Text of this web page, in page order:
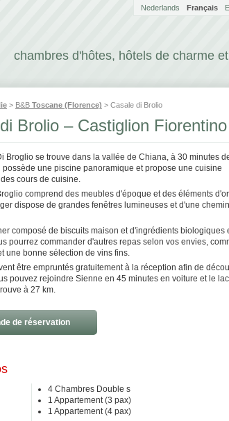
chambres d'hôtes, hôtels de charme
Nederlands Français
> B&B Toscane (Florence) > Casale di Brolio
Brolio – Castiglion
Broglio se trouve dans la vallée de Chiana, à 30 minutes
possède une piscine panoramique et propose une cuisine
cours de cuisine.
comprend des meubles d'époque et des éléments
dispose de grandes fenêtres lumineuses et d'une
composé de biscuits maison et d'ingrédients biologiques
pourrez commander d'autres repas selon vos envies,
une bonne sélection de vins fins.
être empruntés gratuitement à la réception afin de
pouvez rejoindre Sienne en 45 minutes en voiture et le lac
à 27 km.
de réservation
4 Chambres Double s
1 Appartement (3 pax)
1 Appartement (4 pax)